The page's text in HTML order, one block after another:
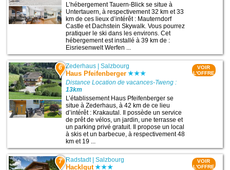
L’hébergement Tauern-Blick se situe à
Untertauern, à respectivement 32 km et 33
km de ces lieux d’intérêt : Mauterndorf
Castle et Dachstein Skywalk. Vous pourrez
pratiquer le ski dans les environs. Cet
hébergement est installé à 39 km de :
Eisriesenwelt Werfen ...
6 Zederhaus |Salzbourg
Haus Pfeifenberger
Distance Location de vacances-Tweng :
13km
L’établissement Haus Pfeifenberger se
situe à Zederhaus, à 42 km de ce lieu
d’intérêt : Krakautal. Il possède un service
de prêt de vélos, un jardin, une terrasse et
un parking privé gratuit. Il propose un local
à skis et un barbecue, à respectivement 48
km et 19 ...
VOIR
L'OFFRE
7 Radstadt|Salzbourg
Hacklgut
VOIR
L'OFFRE